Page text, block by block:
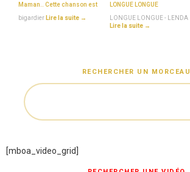
Maman.. Cette chanson est
bigardier Lire la suite →
LONGUE LONGUE
LONGUE LONGUE - LENDA
Lire la suite →
RECHERCHER UN MORCEAU
[mboa_video_grid]